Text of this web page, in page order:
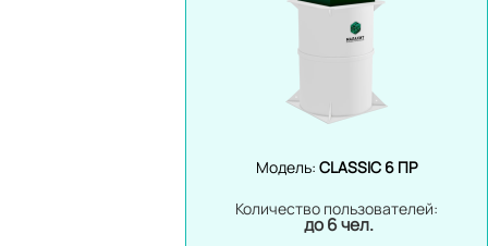
Модель: CLASSIC 6 ПР
Количество пользователей:
до 6 чел.